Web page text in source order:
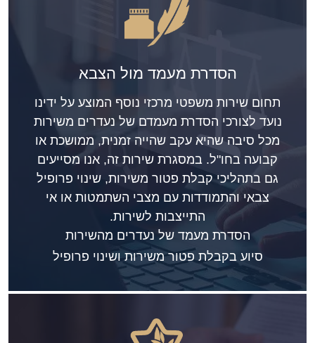
הסדרת מעמד מול הצבא
תחום שירות משפטי מרכזי נוסף המוצע על ידינו
נועד לצורכי הסדרת מעמדם של נעדרים משירות
מכל סיבה שהיא עקב שהייה זמנית, ממושכת או
קבועה בחו"ל. במסגרת שירות זה, אנו מסייעים
גם בתהליכי קבלת פטור משירות, שינוי פרופיל
צבאי והתמודדות עם מצבי השתמטות או אי
התייצבות לשירות.
הסדרת מעמד של נעדרים מהשירות
סיוע בקבלת פטור משירות ושינוי פרופיל